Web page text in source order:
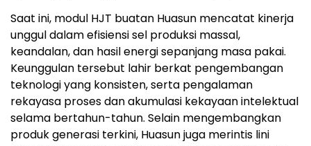
Saat ini, modul HJT buatan Huasun mencatat kinerja
unggul dalam efisiensi sel produksi massal,
keandalan, dan hasil energi sepanjang masa pakai.
Keunggulan tersebut lahir berkat pengembangan
teknologi yang konsisten, serta pengalaman
rekayasa proses dan akumulasi kekayaan intelektual
selama bertahun-tahun. Selain mengembangkan
produk generasi terkini, Huasun juga merintis lini